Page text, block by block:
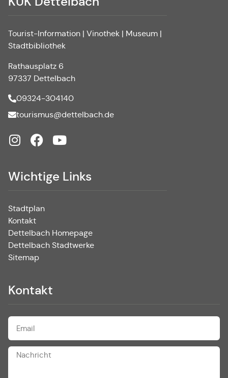
Tourist-Information | Vinothek | Museum |
Stadtbibliothek
Rathausplatz 6
97337 Dettelbach
09324-304140
tourismus@dettelbach.de
Wichtige Links
Stadtplan
Kontakt
Dettelbach Homepage
Dettelbach Stadtwerke
Sitemap
Kontakt